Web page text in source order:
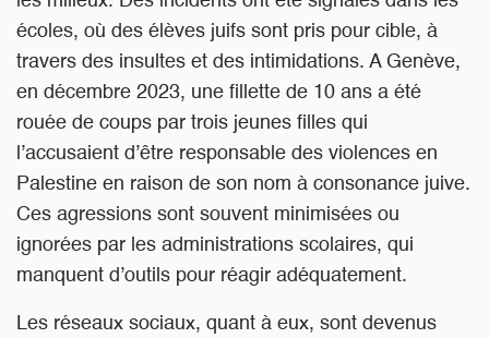
écoles, où des élèves juifs sont pris pour cible, à
travers des insultes et des intimidations. A Genève,
en décembre 2023, une fillette de 10 ans a été
rouée de coups par trois jeunes filles qui
l’accusaient d’être responsable des violences en
Palestine en raison de son nom à consonance juive.
Ces agressions sont souvent minimisées ou
ignorées par les administrations scolaires, qui
manquent d’outils pour réagir adéquatement.
Les réseaux sociaux, quant à eux, sont devenus